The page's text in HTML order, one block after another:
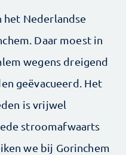
het Nederlandse
Daar moest in
wegens dreigend
geëvacueerd. Het
is vrijwel
stroomafwaarts
we bij Gorinchem